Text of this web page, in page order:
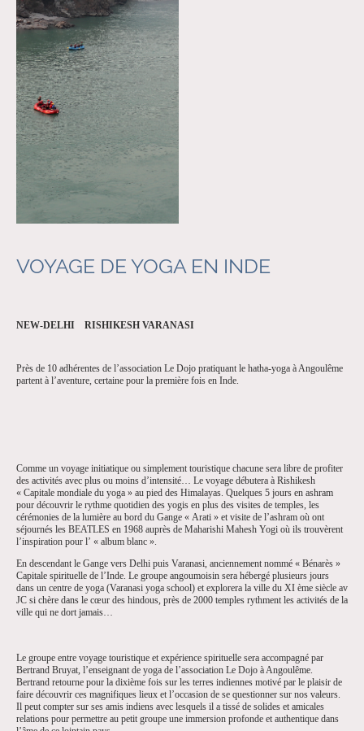
VOYAGE DE YOGA EN INDE
NEW-DELHI RISHIKESH VARANASI
Près de 10 adhérentes de l’association Le Dojo pratiquant le hatha-yoga à Angoulême
partent à l’aventure, certaine pour la première fois en Inde.
Comme un voyage initiatique ou simplement touristique chacune sera libre de profiter
des activités avec plus ou moins d’intensité… Le voyage débutera à Rishikesh
« Capitale mondiale du yoga » au pied des Himalayas. Quelques 5 jours en ashram
pour découvrir le rythme quotidien des yogis en plus des visites de temples, les
cérémonies de la lumière au bord du Gange « Arati » et visite de l’ashram où ont
séjournés les BEATLES en 1968 auprès de Maharishi Mahesh Yogi où ils trouvèrent
l’inspiration pour l’ « album blanc ».
En descendant le Gange vers Delhi puis Varanasi, anciennement nommé « Bénarès »
Capitale spirituelle de l’Inde. Le groupe angoumoisin sera hébergé plusieurs jours
dans un centre de yoga (Varanasi yoga school) et explorera la ville du XI ème siècle av
JC si chère dans le cœur des hindous, près de 2000 temples rythment les activités de la
ville qui ne dort jamais…
Le groupe entre voyage touristique et expérience spirituelle sera accompagné par
Bertrand Bruyat, l’enseignant de yoga de l’association Le Dojo à Angoulême.
Bertrand retourne pour la dixième fois sur les terres indiennes motivé par le plaisir de
faire découvrir ces magnifiques lieux et l’occasion de se questionner sur nos valeurs.
Il peut compter sur ses amis indiens avec lesquels il a tissé de solides et amicales
relations pour permettre au petit groupe une immersion profonde et authentique dans